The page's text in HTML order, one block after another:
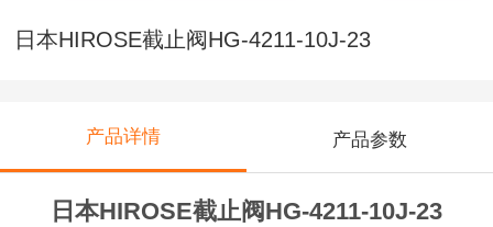
日本HIROSE截止阀HG-4211-10J-23
产品详情 产品参数
日本HIROSE截止阀HG-4211-10J-23